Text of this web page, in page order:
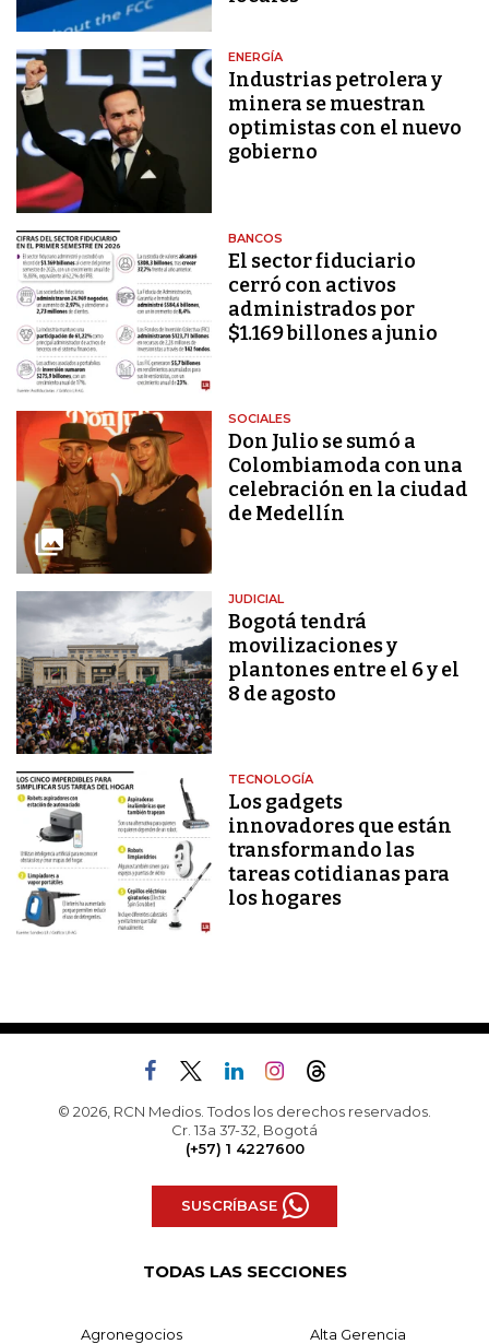
ENERGÍA
Industrias petrolera y
minera se muestran
optimistas con el nuevo
gobierno
BANCOS
El sector fiduciario
cerró con activos
administrados por
$1.169 billones a junio
SOCIALES
Don Julio se sumó a
Colombiamoda con una
celebración en la ciudad
de Medellín
JUDICIAL
Bogotá tendrá
movilizaciones y
plantones entre el 6 y el
8 de agosto
TECNOLOGÍA
Los gadgets
innovadores que están
transformando las
tareas cotidianas para
los hogares
© 2026, RCN Medios. Todos los derechos reservados.
Cr. 13a 37-32, Bogotá
(+57) 1 4227600
SUSCRÍBASE
TODAS LAS SECCIONES
Agronegocios Alta Gerencia